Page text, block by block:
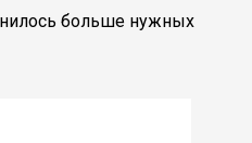
больше нужных